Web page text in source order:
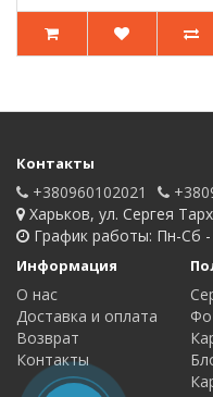
Контакты
+380960102021
Харьков, ул. Сергея
График работы: Пн-Сб -
Информация
О нас
Доставка и оплата
Возврат
Контакты